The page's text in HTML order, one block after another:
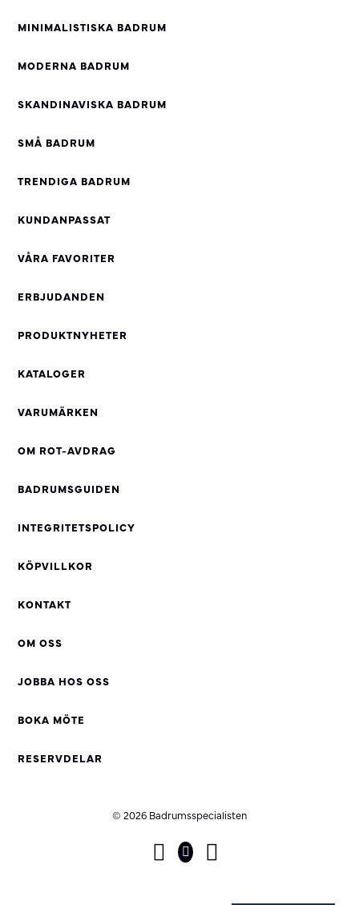
MINIMALISTISKA BADRUM
MODERNA BADRUM
SKANDINAVISKA BADRUM
SMÅ BADRUM
TRENDIGA BADRUM
KUNDANPASSAT
VÅRA FAVORITER
ERBJUDANDEN
PRODUKTNYHETER
KATALOGER
VARUMÄRKEN
OM ROT-AVDRAG
BADRUMSGUIDEN
INTEGRITETSPOLICY
KÖPVILLKOR
KONTAKT
OM OSS
JOBBA HOS OSS
BOKA MÖTE
RESERVDELAR
© 2026 Badrumsspecialisten